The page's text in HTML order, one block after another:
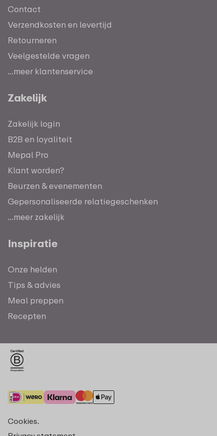
Contact
Verzendkosten en levertijd
Retourneren
Veelgestelde vragen
...meer klantenservice
Zakelijk
Zakelijk login
B2B en loyaliteit
Mepal Pro
Klant worden?
Beurzen & evenementen
Gepersonaliseerde relatiegeschenken
...meer zakelijk
Inspiratie
Onze helden
Tips & advies
Meal preppen
Recepten
Cookies.